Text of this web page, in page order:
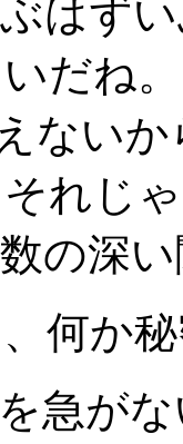
はず
だね
ない
れじ
の深
何か
急が